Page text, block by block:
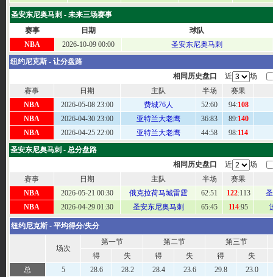
圣安东尼奥马刺 - 未来三场赛事
赛事
日期
球队
NBA
2026-10-09 00:00
圣安东尼奥马刺
纽约尼克斯 - 让分盘路
相同历史盘口
近
场
赛事
日期 主队 半场
赛果
NBA
2026-05-08 23:00 费城76人 52:60 94:108
NBA
2026-04-30 23:00 亚特兰大老鹰 36:83 89:140
NBA
2026-04-25 22:00 亚特兰大老鹰 44:58 98:114
圣安东尼奥马刺 - 总分盘路
相同历史盘口
近
场
赛事
日期 主队 半场
赛果
NBA
2026-05-21 00:30 俄克拉荷马城雷霆 62:51 122:113
NBA
2026-04-29 01:30 圣安东尼奥马刺 65:45 114:95
纽约尼克斯 - 平均得分/失分
场次
第一节 第二节
第三节
得
失 得 失 得
失
总
5 28.6 28.2 28.4 23.6 29.8
23.0